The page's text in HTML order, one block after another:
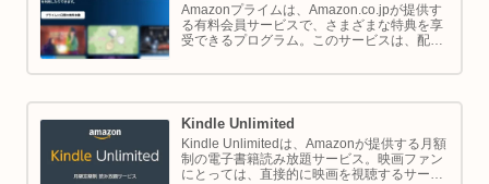
Amazonプライムは、Amazon.co.jpが提供す
る有料会員サービスで、さまざまな特典を享
受できるプログラム。このサービスは、配送
実、さらには限定割引までをカバーし、日常
Kindle Unlimited
Kindle Unlimitedは、Amazonが提供する月額
制の電子書籍読み放題サービス。映画ファン
にとっては、直接的に映画を視聴するサービ